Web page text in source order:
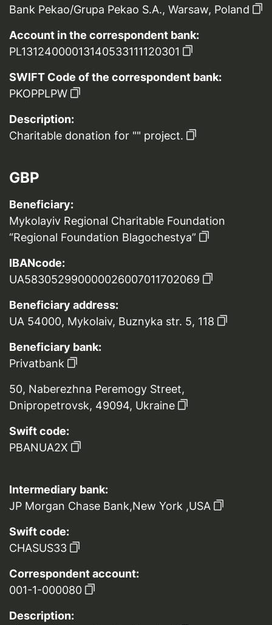
Bank Pekao/Grupa Pekao S.A., Warsaw, Poland
Account in the correspondent bank:
PL13124000013140533111120301
SWIFT Code of the correspondent bank:
PKOPPLPW
Description:
Charitable donation for "" project.
GBP
Beneficiary:
Mykolayiv Regional Charitable Foundation
“Regional Foundation Blagochestya”
IBANcode:
UA583052990000026007011702069
Beneficiary address:
UA 54000, Mykolaiv, Buznyka str. 5, 118
Beneficiary bank:
Privatbank
50, Naberezhna Peremogy Street,
Dnipropetrovsk, 49094, Ukraine
Swift code:
PBANUA2X
Intermediary bank:
JP Morgan Chase Bank,New York ,USA
Swift code:
CHASUS33
Correspondent account:
001-1-000080
Description: